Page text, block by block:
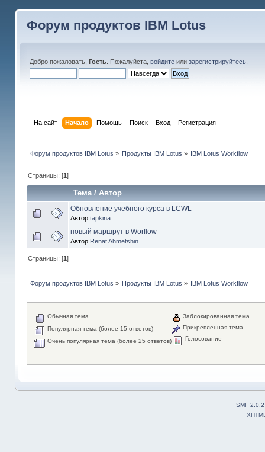
Форум продуктов IBM Lotus
Добро пожаловать, Гость. Пожалуйста, войдитеили зарегистрируйтесь.
На сайт Начало Помощь Поиск Вход Регистрация
Форум продуктов IBM Lotus » Продукты IBM Lotus » IBM Lotus Workflow
Страницы: [1]
Тема/ Автор
Обновление учебного курса в LCWL
Автор tapkina
новый маршрут в Worflow
Автор Renat Ahmetshin
Страницы: [1]
Форум продуктов IBM Lotus » Продукты IBM Lotus » IBM Lotus Workflow
Обычная тема
Популярная тема (более 15 ответов)
Очень популярная тема (более 25 ответов)
Заблокированная тема
Прикрепленная тема
Голосование
SMF 2.0.2